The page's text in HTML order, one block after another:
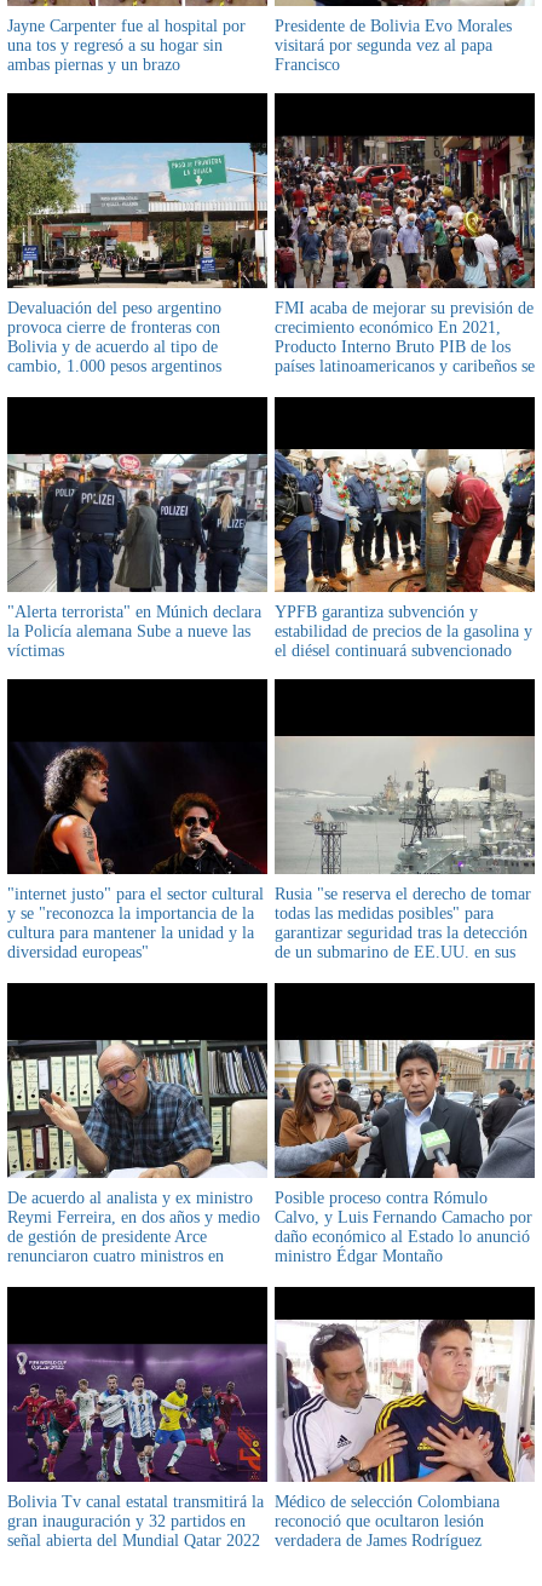
Jayne Carpenter fue al hospital por
una tos y regresó a su hogar sin
ambas piernas y un brazo
Presidente de Bolivia Evo Morales
visitará por segunda vez al papa
Francisco
Devaluación del peso argentino
provoca cierre de fronteras con
Bolivia y de acuerdo al tipo de
cambio, 1.000 pesos argentinos
FMI acaba de mejorar su previsión de
crecimiento económico En 2021,
Producto Interno Bruto PIB de los
países latinoamericanos y caribeños se
"Alerta terrorista" en Múnich declara
la Policía alemana Sube a nueve las
víctimas
YPFB garantiza subvención y
estabilidad de precios de la gasolina y
el diésel continuará subvencionado
"internet justo" para el sector cultural
y se "reconozca la importancia de la
cultura para mantener la unidad y la
diversidad europeas"
Rusia "se reserva el derecho de tomar
todas las medidas posibles" para
garantizar seguridad tras la detección
de un submarino de EE.UU. en sus
De acuerdo al analista y ex ministro
Reymi Ferreira, en dos años y medio
de gestión de presidente Arce
renunciaron cuatro ministros en
Posible proceso contra Rómulo
Calvo, y Luis Fernando Camacho por
daño económico al Estado lo anunció
ministro Édgar Montaño
Bolivia Tv canal estatal transmitirá la
gran inauguración y 32 partidos en
señal abierta del Mundial Qatar 2022
Médico de selección Colombiana
reconoció que ocultaron lesión
verdadera de James Rodríguez